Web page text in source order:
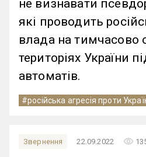
не визнавати
які проводить
влада на тимчасово
територіях України
автоматів.
#російська агресія проти
Звернення 22.09.2022 remove_red_eye